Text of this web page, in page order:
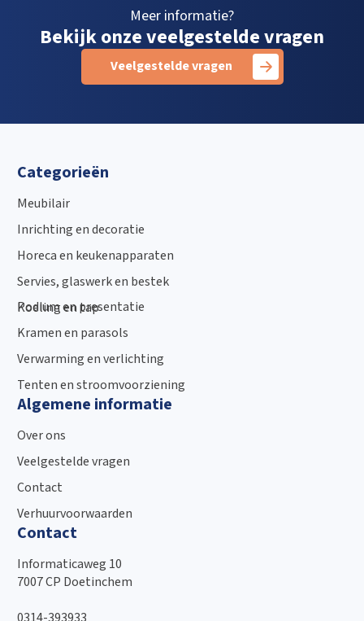
Meer informatie?
Bekijk onze veelgestelde vragen
Veelgestelde vragen
Categorieën
Meubilair
Inrichting en decoratie
Horeca en keukenapparaten
Servies, glaswerk en bestek
Koeling en tap
Podium en presentatie
Kramen en parasols
Verwarming en verlichting
Tenten en stroomvoorziening
Algemene informatie
Over ons
Veelgestelde vragen
Contact
Verhuurvoorwaarden
Contact
Informaticaweg 10
7007 CP Doetinchem